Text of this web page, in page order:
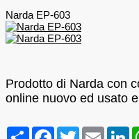
Narda EP-603
Prodotto di Narda con
online nuovo ed usato
CondividiFacebook
TwitterEmail